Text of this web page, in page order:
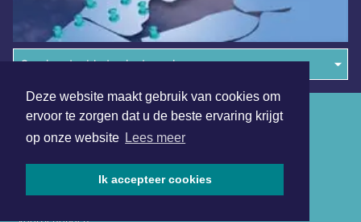
Deze website maakt gebruik van cookies om
ervoor te zorgen dat u de beste ervaring krijgt
op onze website Lees meer
Ik accepteer cookies
Overige dagbladen in de regio
Algemene voorwaarden
Disclaimer